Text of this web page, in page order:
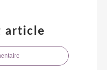
article